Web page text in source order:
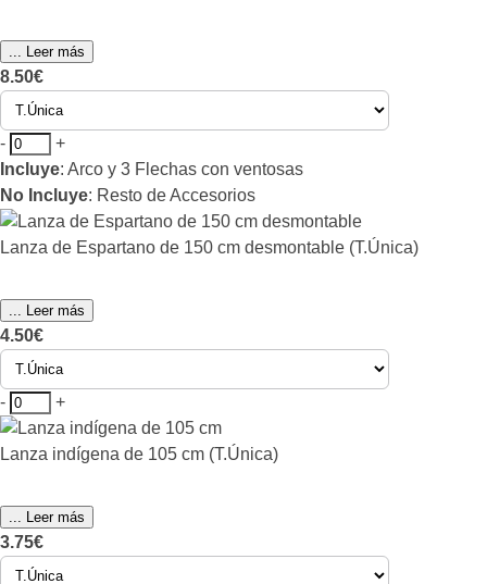
... Leer más
8.50€
-
+
Incluye: Arco y 3 Flechas con ventosas
No Incluye: Resto de Accesorios
Lanza de Espartano de 150 cm desmontable (T.Única)
... Leer más
4.50€
- +
Lanza indígena de 105 cm (T.Única)
... Leer más
3.75€